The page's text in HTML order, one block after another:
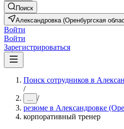
Поиск
Александровка (Оренбургская
Войти
Войти
Зарегистрироваться
Поиск сотрудников в
/
... /
резюме в Александровке
корпоративный тренер